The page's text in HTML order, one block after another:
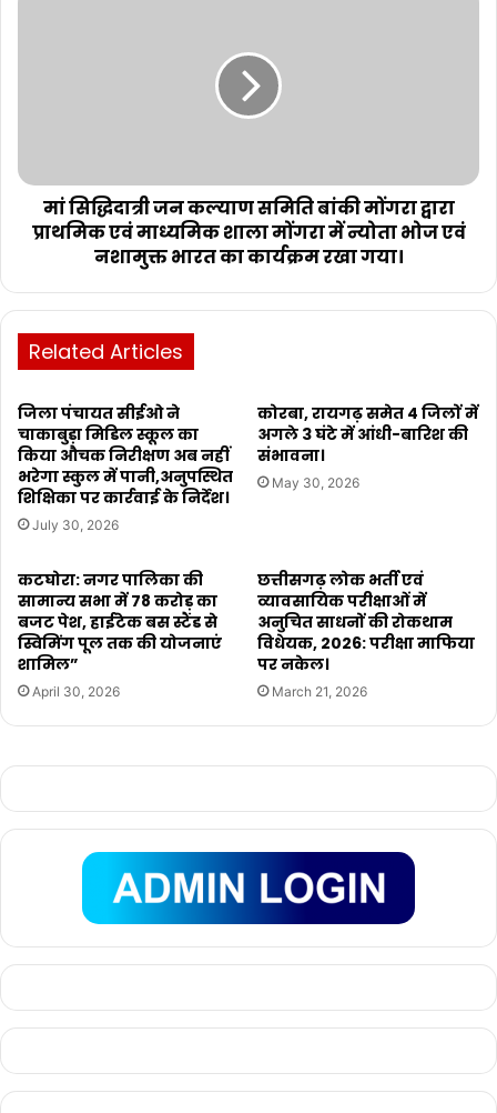
मां सिद्धिदात्री जन कल्याण समिति बांकी मोंगरा द्वारा
प्राथमिक एवं माध्यमिक शाला मोंगरा में न्योता भोज एवं
नशामुक्त भारत का कार्यक्रम रखा गया।
Related Articles
जिला पंचायत सीईओ ने
चाकाबुड़ा मिडिल स्कूल का
किया औचक निरीक्षण अब नहीं
भरेगा स्कुल में पानी,अनुपस्थित
शिक्षिका पर कार्रवाई के निर्देश।
July 30, 2026
कोरबा, रायगढ़ समेत 4 जिलों में
अगले 3 घंटे में आंधी-बारिश की
संभावना।
May 30, 2026
कटघोरा: नगर पालिका की
सामान्य सभा में 78 करोड़ का
बजट पेश, हाईटेक बस स्टैंड से
स्विमिंग पूल तक की योजनाएं
शामिल”
April 30, 2026
छत्तीसगढ़ लोक भर्ती एवं
व्यावसायिक परीक्षाओं में
अनुचित साधनों की रोकथाम
विधेयक, 2026: परीक्षा माफिया
पर नकेल।
March 21, 2026